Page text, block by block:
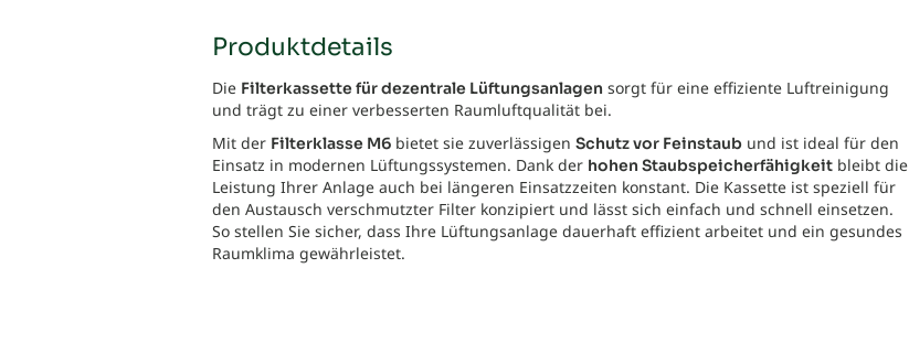
Produktdetails
Die Filterkassette für dezentrale Lüftungsanlagen sorgt für eine effiziente Luftreinigung
und trägt zu einer verbesserten Raumluftqualität bei.
Mit der Filterklasse M6 bietet sie zuverlässigen Schutz vor Feinstaub und ist ideal für den
Einsatz in modernen Lüftungssystemen. Dank der hohen Staubspeicherfähigkeit bleibt die
Leistung Ihrer Anlage auch bei längeren Einsatzzeiten konstant. Die Kassette ist speziell für
den Austausch verschmutzter Filter konzipiert und lässt sich einfach und schnell einsetzen.
So stellen Sie sicher, dass Ihre Lüftungsanlage dauerhaft effizient arbeitet und ein gesundes
Raumklima gewährleistet.